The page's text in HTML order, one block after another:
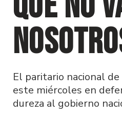
El paritario nacional
este miércoles en
dureza al gobierno